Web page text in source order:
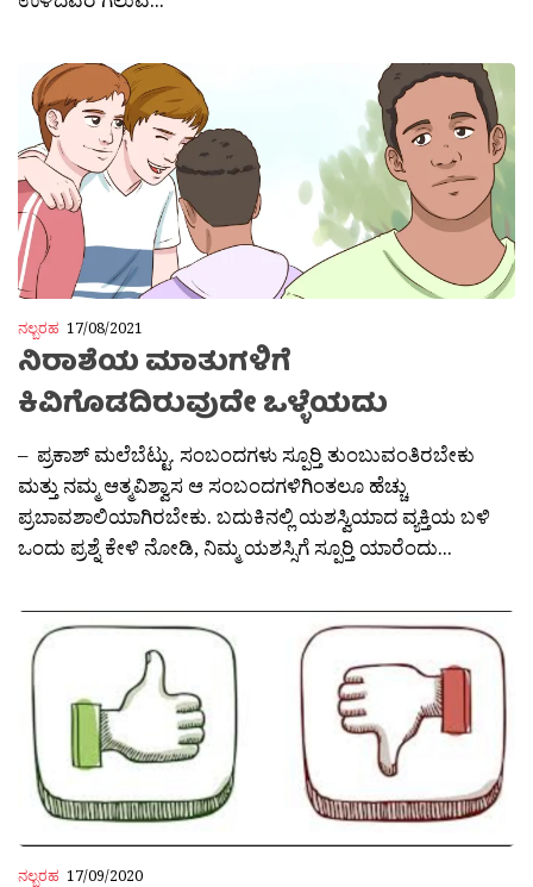
ನಲ್ಬರಹ 17/08/2021
ನಿರಾಶೆಯ ಮಾತುಗಳಿಗೆ
ಕಿವಿಗೊಡದಿರುವುದೇ ಒಳ್ಳೆಯದು
– ಪ್ರಕಾಶ್ ಮಲೆಬೆಟ್ಟು. ಸಂಬಂದಗಳು ಸ್ಪೂರ‍್ತಿ ತುಂಬುವಂತಿರಬೇಕು
ಮತ್ತು ನಮ್ಮ ಆತ್ಮವಿಶ್ವಾಸ ಆ ಸಂಬಂದಗಳಿಗಿಂತಲೂ ಹೆಚ್ಚು
ಪ್ರಬಾವಶಾಲಿಯಾಗಿರಬೇಕು. ಬದುಕಿನಲ್ಲಿ ಯಶಸ್ವಿಯಾದ ವ್ಯಕ್ತಿಯ ಬಳಿ
ಒಂದು ಪ್ರಶ್ನೆ ಕೇಳಿ ನೋಡಿ, ನಿಮ್ಮ ಯಶಸ್ಸಿಗೆ ಸ್ಪೂರ‍್ತಿ ಯಾರೆಂದು...
ನಲ್ಬರಹ 17/09/2020